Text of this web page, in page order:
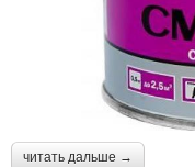
читать дальше →